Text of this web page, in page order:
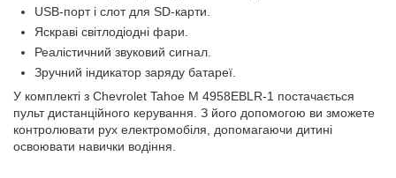
USB-порт і слот для SD-карти.
Яскраві світлодіодні фари.
Реалістичний звуковий сигнал.
Зручний індикатор заряду батареї.
У комплекті з Chevrolet Tahoe M 4958EBLR-1 постачається
пульт дистанційного керування. З його допомогою ви зможете
контролювати рух електромобіля, допомагаючи дитині
освоювати навички водіння.